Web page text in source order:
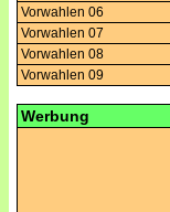
Vorwahlen 06
Vorwahlen 07
Vorwahlen 08
Vorwahlen 09
Werbung